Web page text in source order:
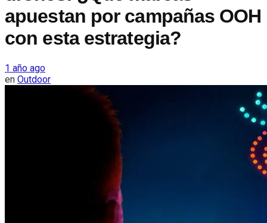
apuestan por campañas OOH
con esta estrategia?
1 año ago
en Outdoor